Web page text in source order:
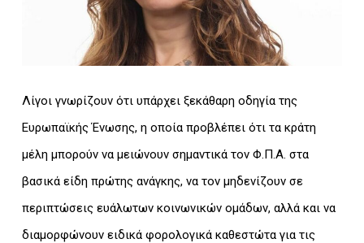
Λίγοι γνωρίζουν ότι υπάρχει ξεκάθαρη οδηγία της
Ευρωπαϊκής Ένωσης, η οποία προβλέπει ότι τα κράτη
μέλη μπορούν να μειώνουν σημαντικά τον Φ.Π.Α. στα
βασικά είδη πρώτης ανάγκης, να τον μηδενίζουν σε
περιπτώσεις ευάλωτων κοινωνικών ομάδων, αλλά και να
διαμορφώνουν ειδικά φορολογικά καθεστώτα για τις